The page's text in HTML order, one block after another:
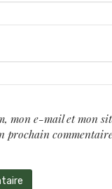
mon e-mail et mon
prochain